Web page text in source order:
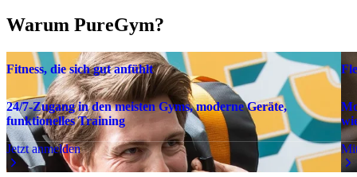
Warum PureGym?
Fitness, die sich gut anfühlt
24/7-Zugang in den meisten Gyms, moderne Geräte,
funktionelles Training
Jetzt anmelden